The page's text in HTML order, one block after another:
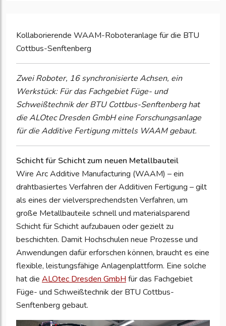
Kollaborierende WAAM-Roboteranlage für die BTU
Cottbus-Senftenberg
Zwei Roboter, 16 synchronisierte Achsen, ein
Werkstück: Für das Fachgebiet Füge- und
Schweißtechnik der BTU Cottbus-Senftenberg hat
die ALOtec Dresden GmbH eine Forschungsanlage
für die Additive Fertigung mittels WAAM gebaut.
Schicht für Schicht zum neuen Metallbauteil
Wire Arc Additive Manufacturing (WAAM) – ein
drahtbasiertes Verfahren der Additiven Fertigung – gilt
als eines der vielversprechendsten Verfahren, um
große Metallbauteile schnell und materialsparend
Schicht für Schicht aufzubauen oder gezielt zu
beschichten. Damit Hochschulen neue Prozesse und
Anwendungen dafür erforschen können, braucht es eine
flexible, leistungsfähige Anlagenplattform. Eine solche
hat die ALOtec Dresden GmbH für das Fachgebiet
Füge- und Schweißtechnik der BTU Cottbus-
Senftenberg gebaut.